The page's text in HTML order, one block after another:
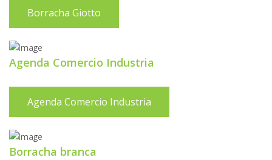
Borracha Giotto
Agenda Comercio Industria
Agenda Comercio Industria
Borracha branca